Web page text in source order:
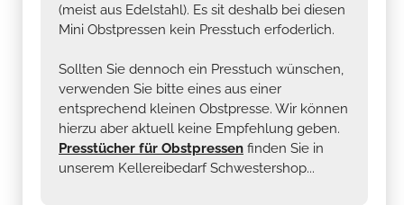
(meist aus Edelstahl). Es sit deshalb bei diesen
Mini Obstpressen kein Presstuch erfoderlich.
Sollten Sie dennoch ein Presstuch wünschen,
verwenden Sie bitte eines aus einer
entsprechend kleinen Obstpresse. Wir können
hierzu aber aktuell keine Empfehlung geben.
Presstücher für Obstpressen finden Sie in
unserem Kellereibedarf Schwestershop...